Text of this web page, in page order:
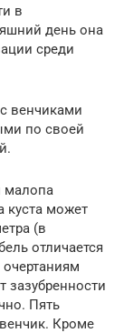
в
день она
среди
венчиками
по своей
малопа
куста может
(в
отличается
зазубренности
Пять
Кроме